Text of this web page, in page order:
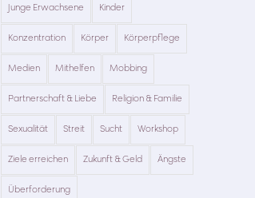
Junge Erwachsene Kinder
Konzentration Körper Körperpflege
Medien Mithelfen Mobbing
Partnerschaft & Liebe Religion & Familie
Sexualität Streit Sucht Workshop
Ziele erreichen Zukunft & Geld Ängste
Überforderung